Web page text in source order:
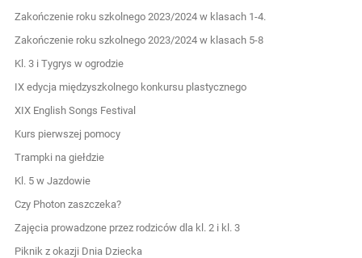
Zakończenie roku szkolnego 2023/2024 w klasach 1-4.
Zakończenie roku szkolnego 2023/2024 w klasach 5-8
Kl. 3 i Tygrys w ogrodzie
IX edycja międzyszkolnego konkursu plastycznego
XIX English Songs Festival
Kurs pierwszej pomocy
Trampki na giełdzie
Kl. 5 w Jazdowie
Czy Photon zaszczeka?
Zajęcia prowadzone przez rodziców dla kl. 2 i kl. 3
Piknik z okazji Dnia Dziecka